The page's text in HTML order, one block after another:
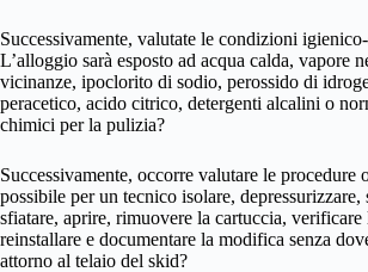
Successivamente, valutate le condizioni
L’alloggio sarà esposto ad acqua calda, vapore
vicinanze, ipoclorito di sodio, perossido di
peracetico, acido citrico, detergenti alcalini o
chimici per la pulizia?
Successivamente, occorre valutare le procedure
possibile per un tecnico isolare, depressurizzare,
sfiatare, aprire, rimuovere la cartuccia, verificare
reinstallare e documentare la modifica senza
attorno al telaio del skid?